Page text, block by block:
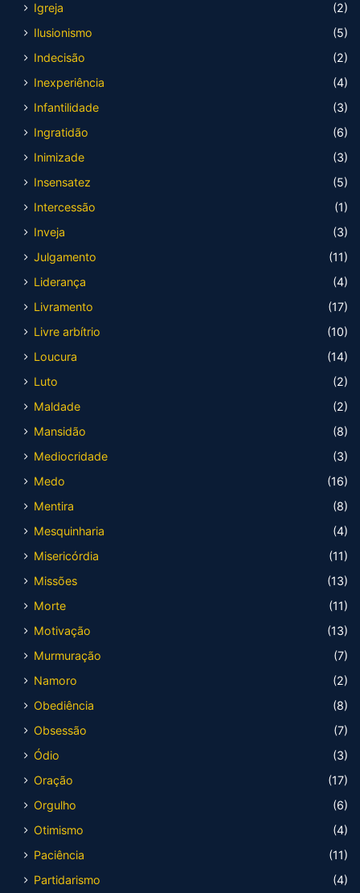
Igreja
(2)
Ilusionismo
(5)
Indecisão
(2)
Inexperiência
(4)
Infantilidade
(3)
Ingratidão
(6)
Inimizade
(3)
Insensatez
(5)
Intercessão
(1)
Inveja
(3)
Julgamento
(11)
Liderança
(4)
Livramento
(17)
Livre arbítrio
(10)
Loucura
(14)
Luto
(2)
Maldade
(2)
Mansidão
(8)
Mediocridade
(3)
Medo
(16)
Mentira
(8)
Mesquinharia
(4)
Misericórdia
(11)
Missões
(13)
Morte
(11)
Motivação
(13)
Murmuração
(7)
Namoro
(2)
Obediência
(8)
Obsessão
(7)
Ódio
(3)
Oração
(17)
Orgulho
(6)
Otimismo
(4)
Paciência
(11)
Partidarismo
(4)